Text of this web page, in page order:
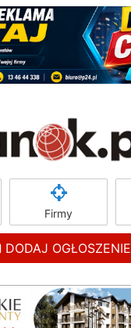
Firmy
DODAJ OGŁOSZENIE